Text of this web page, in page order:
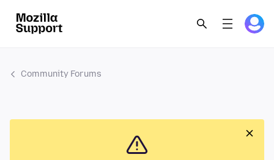
Community Forums